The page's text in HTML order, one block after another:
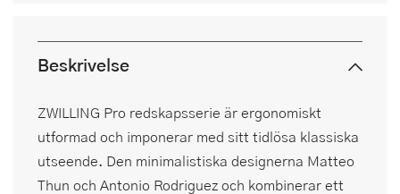
Beskrivelse
ZWILLING Pro redskapsserie är ergonomiskt
utformad och imponerar med sitt tidlösa klassiska
utseende. Den minimalistiska designerna Matteo
Thun och Antonio Rodriguez och kombinerar ett